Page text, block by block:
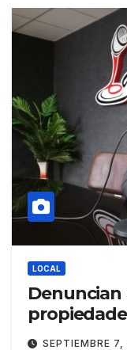
LOCAL
Denuncian uso ilegal de
SEPTIEMBRE 7,